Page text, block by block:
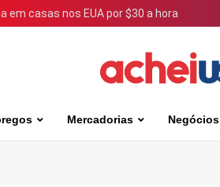
casas nos EUA por $30 a hora
Mercadorias Negócios